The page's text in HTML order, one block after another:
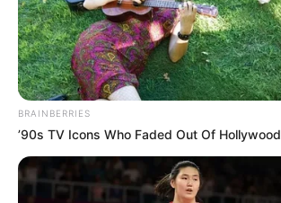
BRAINBERRIES
’90s TV Icons Who Faded Out Of Hollywood